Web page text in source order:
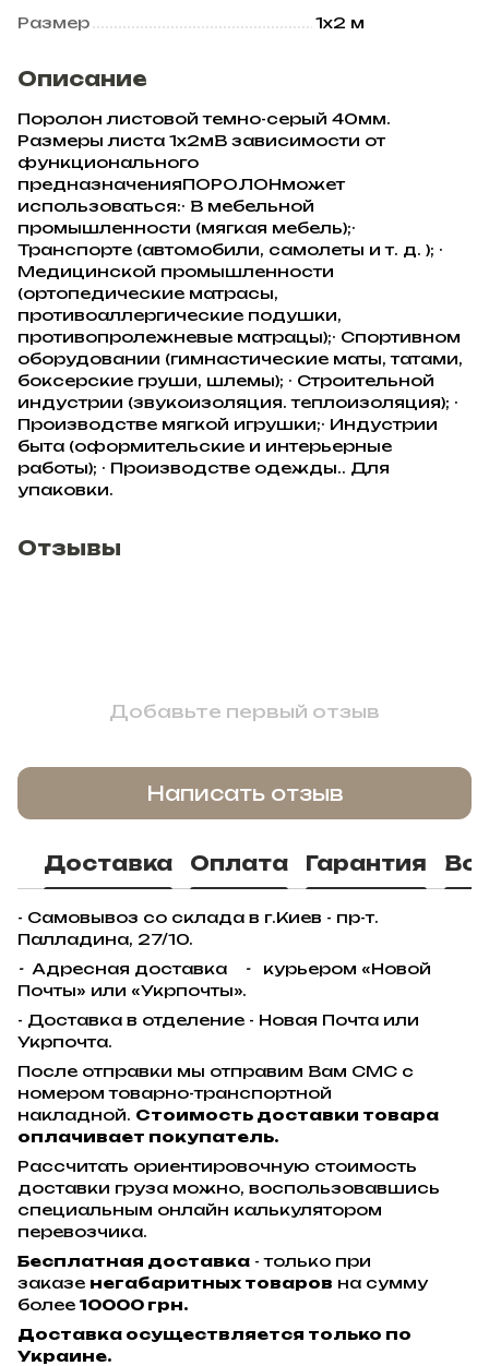
Размер 1х2 м
Описание
Поролон листовой темно-серый 40мм.
Размеры листа 1х2мВ зависимости от
функционального
предназначенияПОРОЛОНможет
использоваться:· В мебельной
промышленности (мягкая мебель);·
Транспорте (автомобили, самолеты и т. д. ); ·
Медицинской промышленности
(ортопедические матрасы,
противоаллергические подушки,
противопролежневые матрацы);· Спортивном
оборудовании (гимнастические маты, татами,
боксерские груши, шлемы); · Строительной
индустрии (звукоизоляция. теплоизоляция); ·
Производстве мягкой игрушки;· Индустрии
быта (оформительские и интерьерные
работы); · Производстве одежды.. Для
упаковки.
Отзывы
Добавьте первый отзыв
Написать отзыв
Доставка Оплата Гарантия
- Самовывоз со склада в г.Киев - пр-т.
Палладина, 27/10.
- Адресная доставка -курьером «Новой
Почты» или «Укрпочты».
- Доставка в отделение - Новая Почта или
Укрпочта.
После отправки мы отправим Вам СМС с
номером товарно-транспортной
накладной. Стоимость доставки товара
оплачивает покупатель.
Рассчитать ориентировочную стоимость
доставки груза можно, воспользовавшись
специальным онлайн калькулятором
перевозчика.
Бесплатная доставка - только при
заказе негабаритных товаров на сумму
более 10000 грн.
Доставка осуществляется только по
Украине.